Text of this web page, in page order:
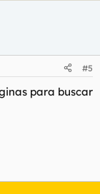
#5
para buscar